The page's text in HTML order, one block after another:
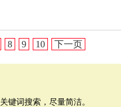
8 9 10 下一页
键词搜索，尽量简洁。